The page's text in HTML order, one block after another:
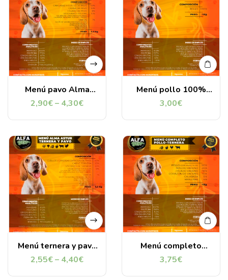
Menú pavo Alma
Astur
2,90€– 4,30€
Menú pollo 100%
1kg
3,00€
Menú ternera y pavo
Alma Astur
2,55€– 4,40€
Menú completo
pollo y ternera 1kg
3,75€